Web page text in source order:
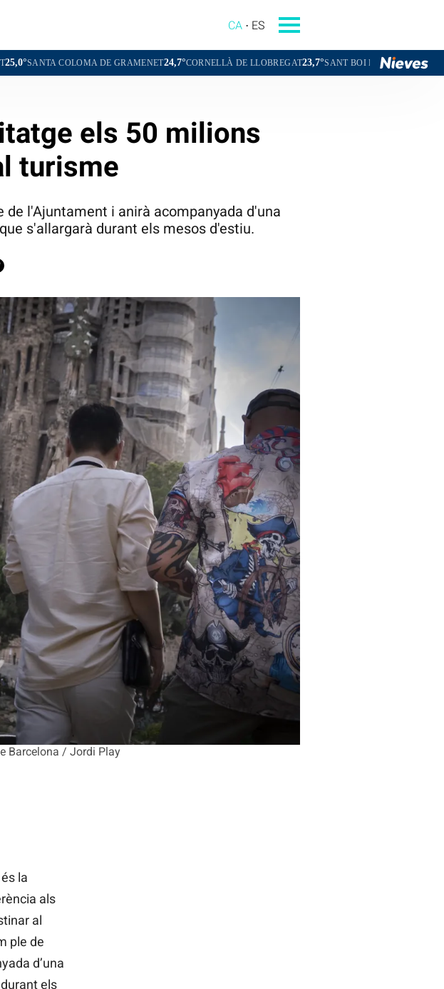
CA ES
DE GRAMENET24,7°CORNELLÀ DE LLOBREGAT23,7°SANT BOI DE LLOBREGAT24,2° SANT CUGAT
Barcelona / Jordi Play
els 50 milions
turisme
l'Ajuntament i anirà acompanyada d'una
s'allargarà durant els mesos d'estiu.
la
als
al
ple de
d’una
els